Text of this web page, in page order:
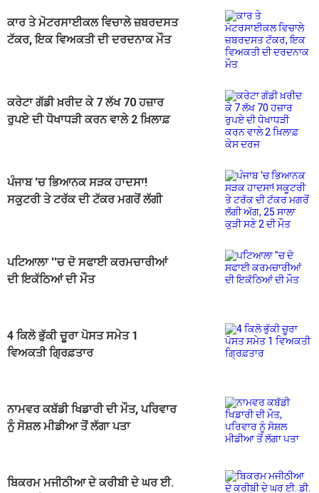
ਕਾਰ ਤੇ ਮੋਟਰਸਾਈਕਲ ਵਿਚਾਲੇ ਜ਼ਬਰਦਸਤ
ਟੱਕਰ, ਇਕ ਵਿਅਕਤੀ ਦੀ ਦਰਦਨਾਕ ਮੌਤ
ਕਰੇਟਾ ਗੱਡੀ ਖ਼ਰੀਦ ਕੇ 7 ਲੱਖ 70 ਹਜ਼ਾਰ
ਰੁਪਏ ਦੀ ਧੋਖਾਧੜੀ ਕਰਨ ਵਾਲੇ 2 ਖ਼ਿਲਾਫ਼
ਪੰਜਾਬ 'ਚ ਭਿਆਨਕ ਸੜਕ ਹਾਦਸਾ!
ਸਕੂਟਰੀ ਤੇ ਟਰੱਕ ਦੀ ਟੱਕਰ ਮਗਰੋਂ ਲੱਗੀ
ਪਟਿਆਲਾ ''ਚ ਦੋ ਸਫਾਈ ਕਰਮਚਾਰੀਆਂ
ਦੀ ਇਕੱਠਿਆਂ ਦੀ ਮੌਤ
4 ਕਿਲੋ ਭੁੱਕੀ ਚੂਰਾ ਪੋਸਤ ਸਮੇਤ 1
ਵਿਅਕਤੀ ਗ੍ਰਿਫ਼ਤਾਰ
ਨਾਮਵਰ ਕਬੱਡੀ ਖਿਡਾਰੀ ਦੀ ਮੌਤ, ਪਰਿਵਾਰ
ਨੂੰ ਸੋਸ਼ਲ ਮੀਡੀਆ ਤੋਂ ਲੱਗਾ ਪਤਾ
ਬਿਕਰਮ ਮਜੀਠੀਆ ਦੇ ਕਰੀਬੀ ਦੇ ਘਰ ਈ.